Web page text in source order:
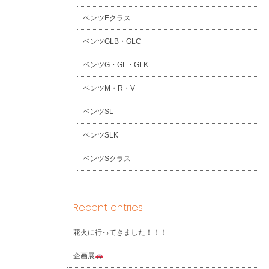
ベンツEクラス
ベンツGLB・GLC
ベンツG・GL・GLK
ベンツM・R・V
ベンツSL
ベンツSLK
ベンツSクラス
Recent entries
花火に行ってきました！！！
企画展